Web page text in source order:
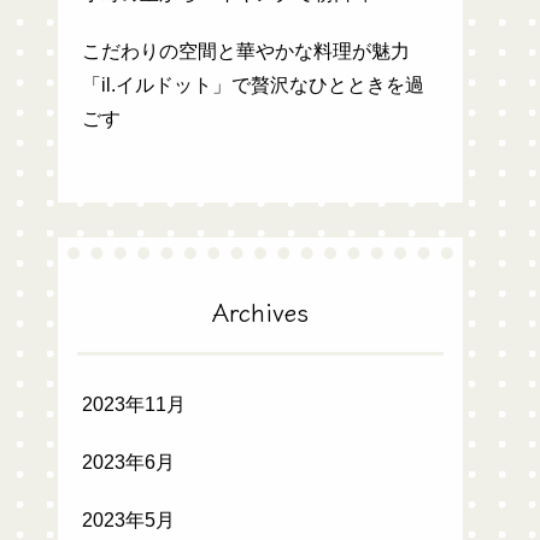
こだわりの空間と華やかな料理が魅力
「il.イルドット」で贅沢なひとときを過
ごす
Archives
2023年11月
2023年6月
2023年5月